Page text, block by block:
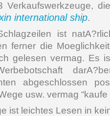
Verkaufswerkzeuge,
international ship.
ist
ferner die
gelesen vermag. Es
abgeschlossen
usw. vermag
ist leichtes Lesen in